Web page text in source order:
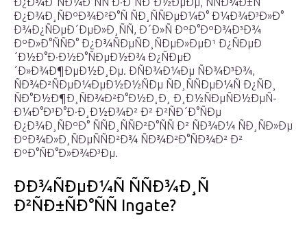
Ð¿Ð¾Ð¸ÑÐºÐ¾Ð²Ð°Ñ ÑÐ¸ÑÑÐµÐ¼Ð° Ð¼Ð¾Ð³Ð»Ð°
Ð¾Ð¿ÑÐµÐ´ÐµÐ»Ð¸ÑÑ, Ð´Ð»Ñ ÐºÐ°ÐºÐ¾Ð³Ð¾
ÐºÐ»Ð°ÑÑÐ° Ð¿Ð¾ÑÐµÑÐ¸ÑÐµÐ»ÐµÐ¹ Ð¿ÑÐµÐ
´Ð½Ð°Ð·Ð½Ð°ÑÐµÐ½Ð¾ Ð¿ÑÐµÐ
´Ð»Ð¾Ð¶ÐµÐ½Ð¸Ðµ. ÐÑÐ¾Ð¼Ðµ ÑÐ¾Ð³Ð¾,
ÑÐ¾Ð²ÑÐµÐ¼ÐµÐ½Ð½ÑÐµ ÑÐ¸ÑÑÐµÐ¼Ñ Ð¿ÑÐ¸
ÑÐ°Ð½Ð¶Ð¸ÑÐ¾Ð²Ð°Ð½Ð¸Ð¸ Ð¸Ð½ÑÐµÑÐ½ÐµÑ-
Ð¼Ð°Ð³Ð°Ð·Ð¸Ð½Ð¾Ð² Ð² Ð²ÑÐ´Ð°ÑÐµ
Ð¿Ð¾Ð¸ÑÐºÐ° ÑÑÐ¸ÑÑÐ²Ð°ÑÑ Ð² ÑÐ¾Ð¼ ÑÐ¸ÑÐ»Ðµ
ÐºÐ¾Ð»Ð¸ÑÐµÑÑÐ²Ð¾ ÑÐ¾Ð²Ð°ÑÐ¾Ð² Ð²
ÐºÐ°ÑÐ°Ð»Ð¾Ð³Ðµ.
ÐÐ¾ÑÐµÐ¼Ñ ÑÑÐ¾Ð¸Ñ
Ð²ÑÐ±ÑÐ°ÑÑ Ingate?